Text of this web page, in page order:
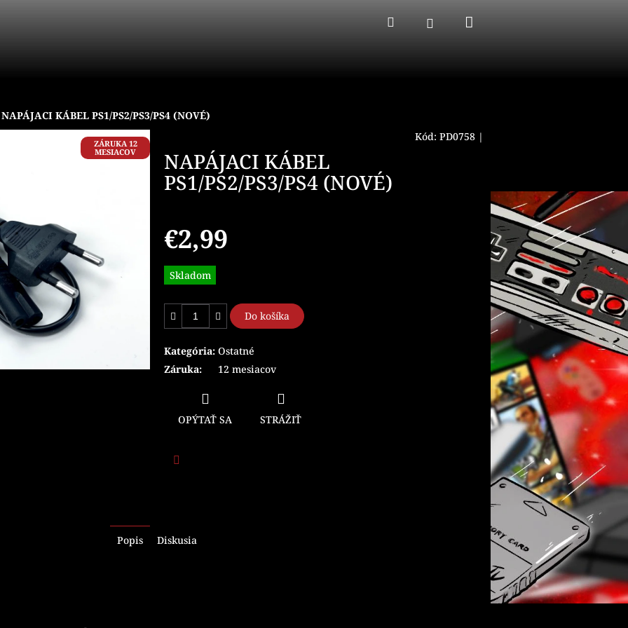
Hľadať Prihlásenie
NAPÁJACI KÁBEL PS1/PS2/PS3/PS4 (NOVÉ)
ZÁRUKA 12
MESIACOV
Kód: PD0758 |
NAPÁJACI KÁBEL
PS1/PS2/PS3/PS4 (NOVÉ)
€2,99
Jednotková
cena:
Skladom
Do košíka
Kategória: Ostatné
Záruka: 12 mesiacov
OPÝTAŤ SA STRÁŽIŤ
Popis Diskusia